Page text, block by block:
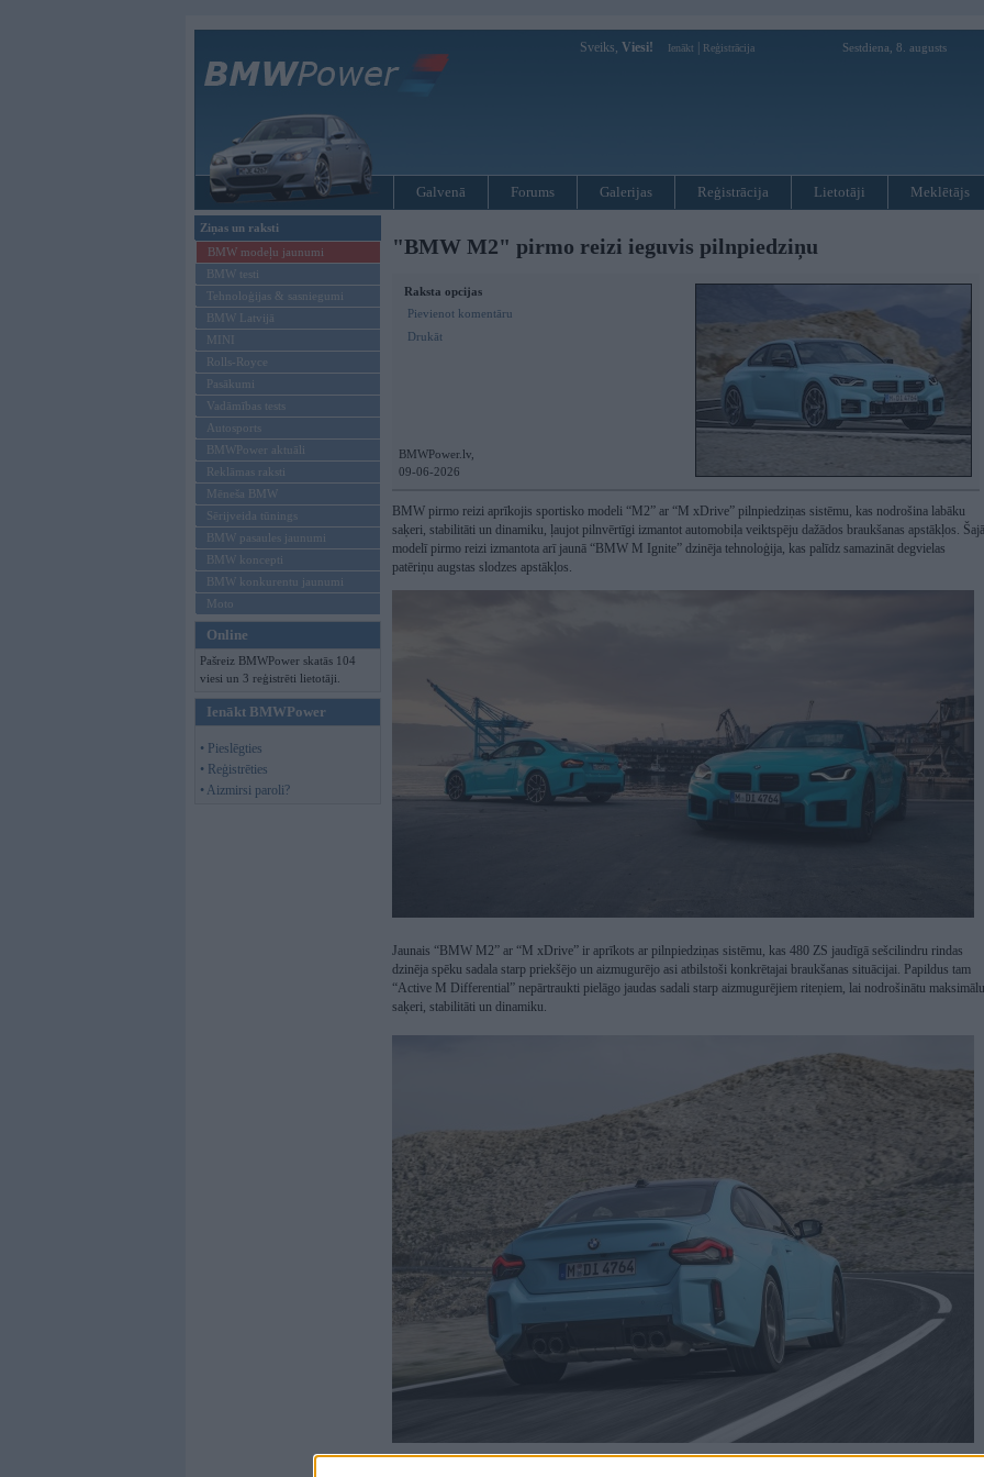
Sveiks, Viesi! Ienākt Reģistrācija Sestdiena, 8. augusts
Galvenā Forums Galerijas Reģistrācija Lietotāji Meklētājs
Ziņas un raksti
BMW modeļu jaunumi
BMW testi
Tehnoloģijas & sasniegumi
BMW Latvijā
MINI
Rolls-Royce
Pasākumi
Vadāmības tests
Autosports
BMWPower aktuāli
Reklāmas raksti
Mēneša BMW
Sērijveida tūnings
BMW pasaules jaunumi
BMW koncepti
BMW konkurentu jaunumi
Moto
Online
Pašreiz BMWPower skatās 104
viesi un 3 reģistrēti lietotāji.
Ienākt BMWPower
• Pieslēgties
• Reģistrēties
• Aizmirsi paroli?
"BMW M2" pirmo reizi ieguvis pilnpiedziņu
Raksta opcijas
Pievienot komentāru
Drukāt
BMWPower.lv,
09-06-2026
BMW pirmo reizi aprīkojis sportisko modeli “M2” ar “M xDrive” pilnpiedziņas sistēmu, kas nodrošina labāku
saķeri, stabilitāti un dinamiku, ļaujot pilnvērtīgi izmantot automobiļa veiktspēju dažādos braukšanas apstākļos. Šajā
modelī pirmo reizi izmantota arī jaunā “BMW M Ignite” dzinēja tehnoloģija, kas palīdz samazināt degvielas
patēriņu augstas slodzes apstākļos.
Jaunais “BMW M2” ar “M xDrive” ir aprīkots ar pilnpiedziņas sistēmu, kas 480 ZS jaudīgā sešcilindru rindas
dzinēja spēku sadala starp priekšējo un aizmugurējo asi atbilstoši konkrētajai braukšanas situācijai. Papildus tam
“Active M Differential” nepārtraukti pielāgo jaudas sadali starp aizmugurējiem riteņiem, lai nodrošinātu maksimālu
saķeri, stabilitāti un dinamiku.